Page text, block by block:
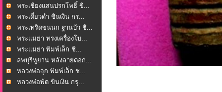
พระเชียงแสนปรกโพธิ์ ขิ...
พระเดี่ยวดำ ชินเงิน กร...
พระเทริดขนนก ฐานบัว ชิ...
พระแม่ย่า ทรงเครื่องโบ...
พระแม่ย่า พิมพ์เล็ก ชิ...
ลพบุรีหูยาน หลังลายดอก...
หลวงพ่อจุก พิมพ์เล็ก ช...
หลวงพ่อพ้ด ขินเงิน กรุ...